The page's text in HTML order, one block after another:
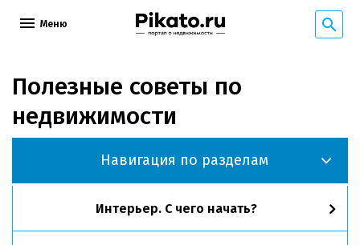
Меню
Полезные советы по
недвижимости
Навигация по разделам
Интерьер. С чего начать?